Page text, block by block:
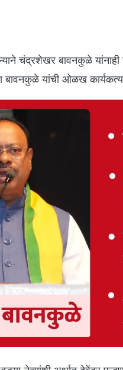
चंद्रशेखर बावनकुळे यांनाही
बावनकुळे यांची ओळख